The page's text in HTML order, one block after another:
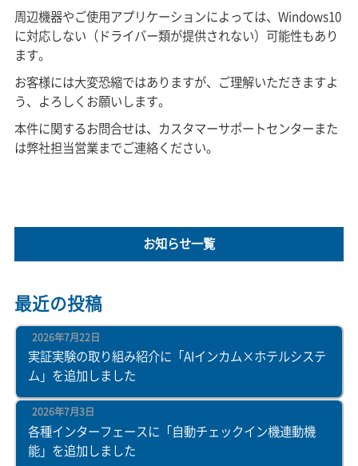
周辺機器やご使用アプリケーションによっては、Windows10
に対応しない（ドライバー類が提供されない）可能性もあり
ます。
お客様には大変恐縮ではありますが、ご理解いただきますよ
う、よろしくお願いします。
本件に関するお問合せは、カスタマーサポートセンターまた
は弊社担当営業までご連絡ください。
お知らせ一覧
最近の投稿
実証実験の取り組み紹介に「AIインカム×ホテルシステ
ム」を追加しました
2026年7月22日
各種インターフェースに「自動チェックイン機連動機
能」を追加しました
2026年7月3日